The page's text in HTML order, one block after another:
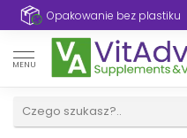
Opakowanie bez plastiku
MENU